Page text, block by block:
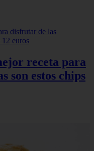
receta para
son estos chips